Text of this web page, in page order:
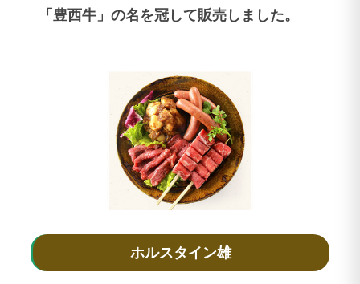
「豊西牛」の名を冠して販売しました。
ホルスタイン雄